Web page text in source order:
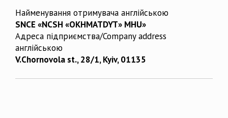
Найменування отримувача англійською
SNCE «NCSH «OKHMATDYT» MHU»
Адреса підприємства/Company address
англійською
V.Chornovola st., 28/1, Kyiv, 01135